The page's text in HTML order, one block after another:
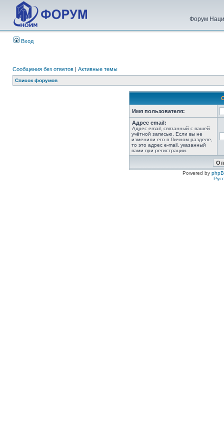
Форум
Вход
Сообщения без ответов | Активные темы
Список форумов
Имя пользователя:
Адрес email:
Адрес email, связанный с вашей
учётной записью. Если вы не
изменили его в Личном разделе,
то это адрес e-mail, указанный
вами при регистрации.
Powered by